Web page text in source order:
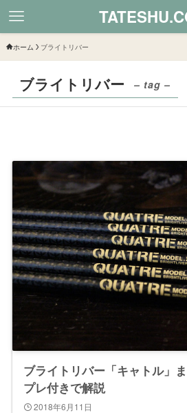
ホーム ブライトリバー
ブライトリバー – tag –
ブライトリバー「キャトル」
プレ付きで解説
2018年6月11日